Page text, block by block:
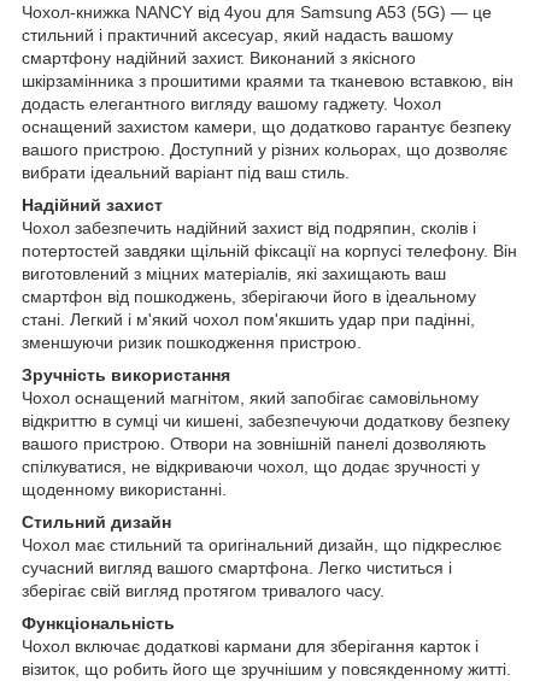
Чохол-книжка NANCY від 4you для Samsung A53 (5G) — це
стильний і практичний аксесуар, який надасть вашому
смартфону надійний захист. Виконаний з якісного
шкірзамінника з прошитими краями та тканевою вставкою, він
додасть елегантного вигляду вашому гаджету. Чохол
оснащений захистом камери, що додатково гарантує безпеку
вашого пристрою. Доступний у різних кольорах, що дозволяє
вибрати ідеальний варіант під ваш стиль.
Надійний захист
Чохол забезпечить надійний захист від подряпин, сколів і
потертостей завдяки щільній фіксації на корпусі телефону. Він
виготовлений з міцних матеріалів, які захищають ваш
смартфон від пошкоджень, зберігаючи його в ідеальному
стані. Легкий і м'який чохол пом'якшить удар при падінні,
зменшуючи ризик пошкодження пристрою.
Зручність використання
Чохол оснащений магнітом, який запобігає самовільному
відкриттю в сумці чи кишені, забезпечуючи додаткову безпеку
вашого пристрою. Отвори на зовнішній панелі дозволяють
спілкуватися, не відкриваючи чохол, що додає зручності у
щоденному використанні.
Стильний дизайн
Чохол має стильний та оригінальний дизайн, що підкреслює
сучасний вигляд вашого смартфона. Легко чиститься і
зберігає свій вигляд протягом тривалого часу.
Функціональність
Чохол включає додаткові кармани для зберігання карток і
візиток, що робить його ще зручнішим у повсякденному житті.